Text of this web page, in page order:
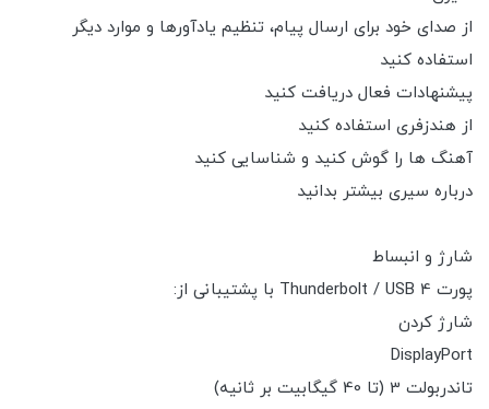
از صدای خود برای ارسال پیام، تنظیم یادآورها و موارد دیگر
استفاده کنید
پیشنهادات فعال دریافت کنید
از هندزفری استفاده کنید
آهنگ ها را گوش کنید و شناسایی کنید
درباره سیری بیشتر بدانید
شارژ و انبساط
پورت Thunderbolt / USB 4 با پشتیبانی از:
شارژ کردن
DisplayPort
تاندربولت 3 (تا 40 گیگابیت بر ثانیه)